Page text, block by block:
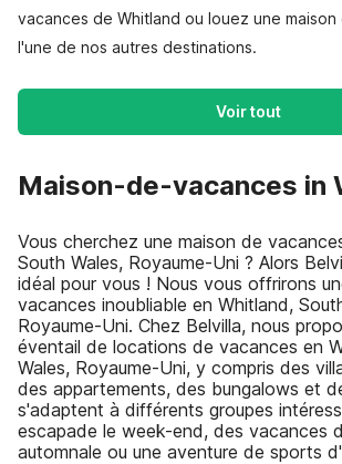
vacances de Whitland ou louez une
l'une de nos autres destinations.
Voir tout
Maison-de-vacances in
Vous cherchez une maison de
South Wales, Royaume-Uni ? Alors
idéal pour vous ! Nous vous offrirons
vacances inoubliable en Whitland,
Royaume-Uni. Chez Belvilla, nous
éventail de locations de vacances en
Wales, Royaume-Uni, y compris des
des appartements, des bungalows et
s'adaptent à différents groupes
escapade le week-end, des vacances
automnale ou une aventure de sports